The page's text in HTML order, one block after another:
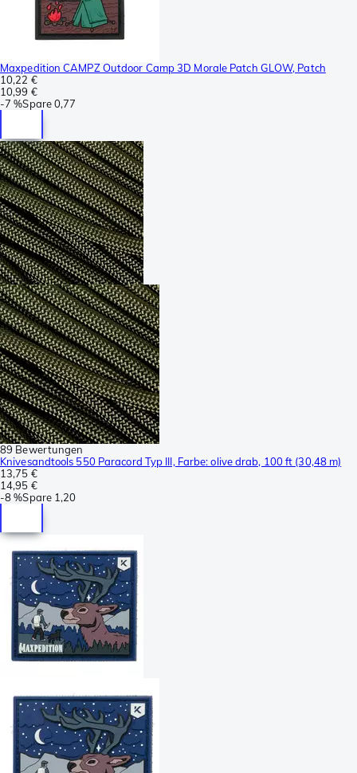
Maxpedition CAMPZ Outdoor Camp 3D Morale Patch GLOW, Patch
10,22 €
10,99 €
-7 %Spare0,77
89 Bewertungen
Knivesandtools 550 Paracord Typ III, Farbe: olive drab, 100 ft (30,48 m)
13,75 €
14,95 €
-8 %Spare 1,20